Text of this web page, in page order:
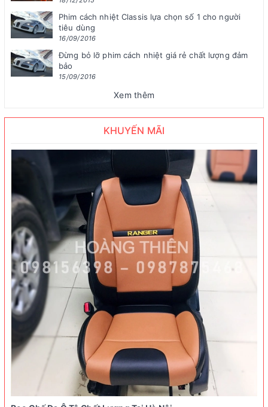
Phim cách nhiệt Classis lựa chọn số 1 cho người
tiêu dùng
16/09/2016
Đừng bỏ lỡ phim cách nhiệt giá rẻ chất lượng đảm
bảo
15/09/2016
Xem thêm
KHUYẾN MÃI